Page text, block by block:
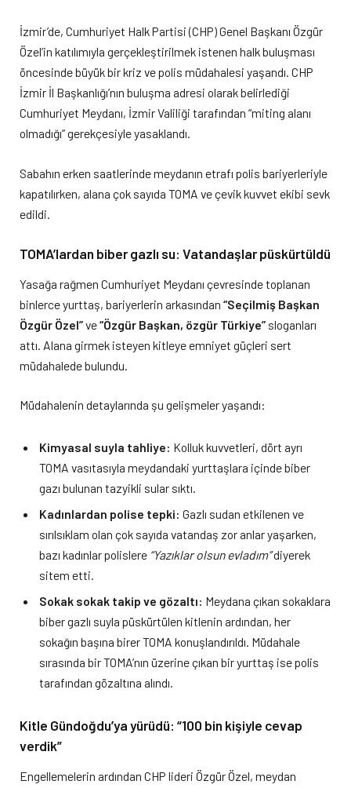
İzmir’de, Cumhuriyet Halk Partisi (CHP) Genel Başkanı Özgür
Özel’in katılımıyla gerçekleştirilmek istenen halk buluşması
öncesinde büyük bir kriz ve polis müdahalesi yaşandı. CHP
İzmir İl Başkanlığı’nın buluşma adresi olarak belirlediği
Cumhuriyet Meydanı, İzmir Valiliği tarafından “miting alanı
olmadığı” gerekçesiyle yasaklandı.
Sabahın erken saatlerinde meydanın etrafı polis bariyerleriyle
kapatılırken, alana çok sayıda TOMA ve çevik kuvvet ekibi sevk
edildi.
TOMA’lardan biber gazlı su: Vatandaşlar püskürtüldü
Yasağa rağmen Cumhuriyet Meydanı çevresinde toplanan
binlerce yurttaş, bariyerlerin arkasından “Seçilmiş Başkan
Özgür Özel”ve“Özgür Başkan, özgür Türkiye” sloganları
attı. Alana girmek isteyen kitleye emniyet güçleri sert
müdahalede bulundu.
Müdahalenin detaylarında şu gelişmeler yaşandı:
Kimyasal suyla tahliye: Kolluk kuvvetleri, dört ayrı
TOMA vasıtasıyla meydandaki yurttaşlara içinde biber
gazı bulunan tazyikli sular sıktı.
Kadınlardan polise tepki: Gazlı sudan etkilenen ve
sırılsıklam olan çok sayıda vatandaş zor anlar yaşarken,
bazı kadınlar polislere “Yazıklar olsun evladım”diyerek
sitem etti.
Sokak sokak takip ve gözaltı: Meydana çıkan sokaklara
biber gazlı suyla püskürtülen kitlenin ardından, her
sokağın başına birer TOMA konuşlandırıldı. Müdahale
sırasında bir TOMA’nın üzerine çıkan bir yurttaş ise polis
tarafından gözaltına alındı.
Kitle Gündoğdu’ya yürüdü: “100 bin kişiyle cevap
verdik”
Engellemelerin ardından CHP lideri Özgür Özel, meydan